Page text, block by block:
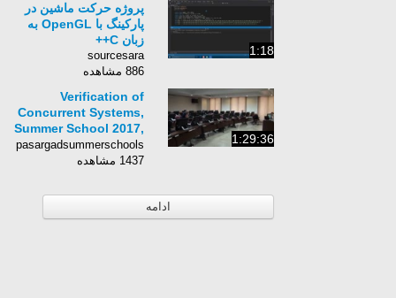
1:18
پروژه حرکت ماشین در
پارکینگ با OpenGL به
زبان C++
sourcesara
886 مشاهده
1:29:36
Verification of
Concurrent Systems,
Summer School 2017,
Third Day Part 2
pasargadsummerschools
1437 مشاهده
ادامه